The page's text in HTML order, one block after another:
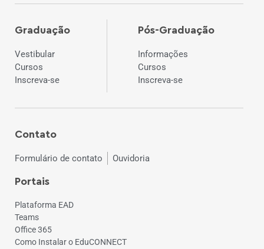
Graduação
Vestibular
Cursos
Inscreva-se
Pós-Graduação
Informações
Cursos
Inscreva-se
Contato
Formulário de contato Ouvidoria
Portais
Plataforma EAD
Teams
Office 365
Como Instalar o EduCONNECT